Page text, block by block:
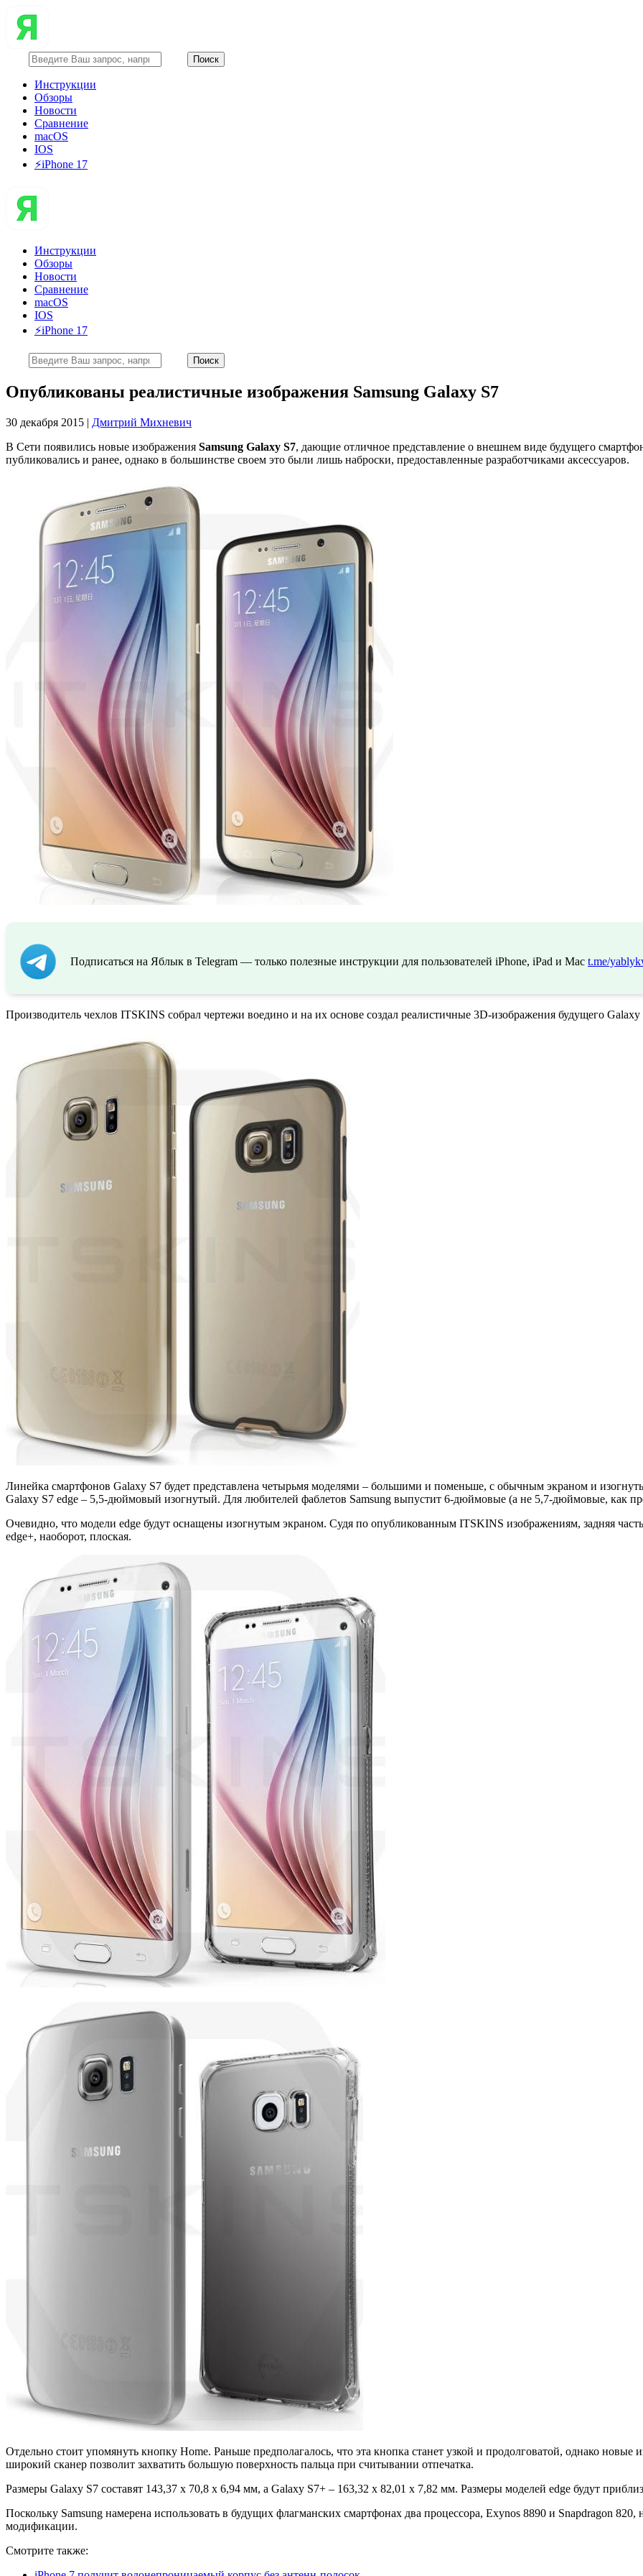
Инструкции
Обзоры
Новости
Сравнение
macOS
IOS
⚡️iPhone 17
Инструкции
Обзоры
Новости
Сравнение
macOS
IOS
⚡️iPhone 17
Опубликованы реалистичные изображения Samsung Galaxy S7
30 декабря 2015 | Дмитрий Михневич
В Сети появились новые изображения Samsung Galaxy S7, дающие отличное представление о внешнем виде будущего
публиковались и ранее, однако в большинстве своем это были лишь наброски, предоставленные разработчиками аксессуаров.
Подписаться на Яблык в Telegram — только полезные инструкции для пользователей iPhone, iPad и Mac t.me/
Производитель чехлов ITSKINS собрал чертежи воедино и на их основе создал реалистичные 3D-изображения будущего
Линейка смартфонов Galaxy S7 будет представлена четырьмя моделями – большими и поменьше, с обычным экраном и
Galaxy S7 edge – 5,5-дюймовый изогнутый. Для любителей фаблетов Samsung выпустит 6-дюймовые (а не 5,7-дюймовые, как
Очевидно, что модели edge будут оснащены изогнутым экраном. Судя по опубликованным ITSKINS изображениям, задняя часть
edge+, наоборот, плоская.
Отдельно стоит упомянуть кнопку Home. Раньше предполагалось, что эта кнопка станет узкой и продолговатой, однако
широкий сканер позволит захватить большую поверхность пальца при считывании отпечатка.
Размеры Galaxy S7 составят 143,37 x 70,8 x 6,94 мм, а Galaxy S7+ – 163,32 x 82,01 x 7,82 мм. Размеры моделей edge будут
Поскольку Samsung намерена использовать в будущих флагманских смартфонах два процессора, Exynos 8890 и Snapdragon
модификации.
Смотрите также: